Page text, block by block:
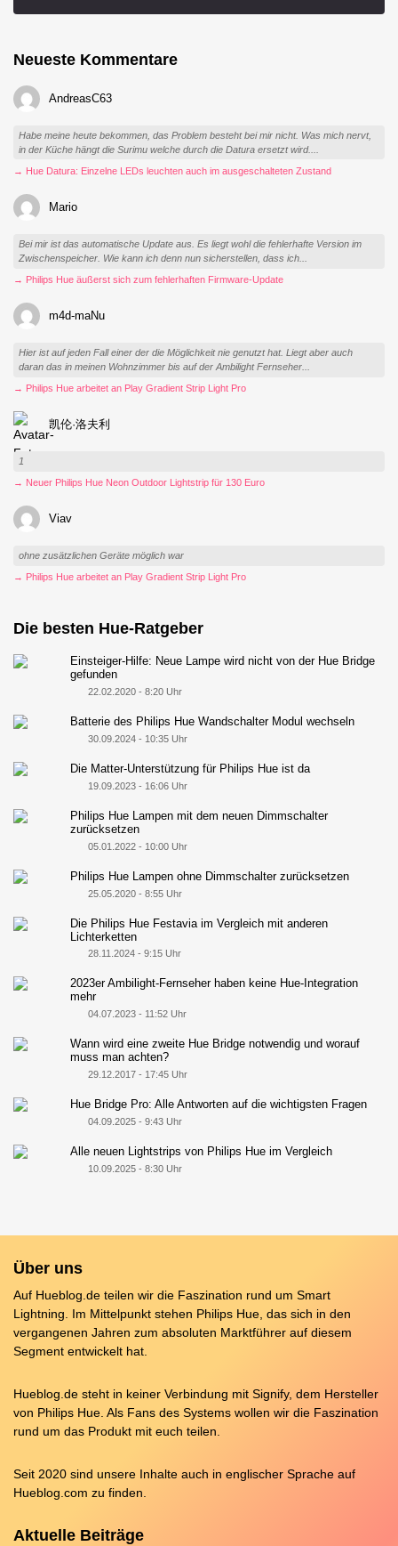
Neueste Kommentare
AndreasC63
Habe meine heute bekommen, das Problem besteht bei mir nicht. Was mich nervt,
in der Küche hängt die Surimu welche durch die Datura ersetzt wird....
→ Hue Datura: Einzelne LEDs leuchten auch im ausgeschalteten Zustand
Mario
Bei mir ist das automatische Update aus. Es liegt wohl die fehlerhafte Version im
Zwischenspeicher. Wie kann ich denn nun sicherstellen, dass ich...
→ Philips Hue äußerst sich zum fehlerhaften Firmware-Update
m4d-maNu
Hier ist auf jeden Fall einer der die Möglichkeit nie genutzt hat. Liegt aber auch
daran das in meinen Wohnzimmer bis auf der Ambilight Fernseher...
→ Philips Hue arbeitet an Play Gradient Strip Light Pro
凯伦·洛夫利
1
→ Neuer Philips Hue Neon Outdoor Lightstrip für 130 Euro
Viav
ohne zusätzlichen Geräte möglich war
→ Philips Hue arbeitet an Play Gradient Strip Light Pro
Die besten Hue-Ratgeber
Einsteiger-Hilfe: Neue Lampe wird nicht von der Hue Bridge
gefunden
22.02.2020 - 8:20 Uhr
Batterie des Philips Hue Wandschalter Modul wechseln
30.09.2024 - 10:35 Uhr
Die Matter-Unterstützung für Philips Hue ist da
19.09.2023 - 16:06 Uhr
Philips Hue Lampen mit dem neuen Dimmschalter
zurücksetzen
05.01.2022 - 10:00 Uhr
Philips Hue Lampen ohne Dimmschalter zurücksetzen
25.05.2020 - 8:55 Uhr
Die Philips Hue Festavia im Vergleich mit anderen
Lichterketten
28.11.2024 - 9:15 Uhr
2023er Ambilight-Fernseher haben keine Hue-Integration
mehr
04.07.2023 - 11:52 Uhr
Wann wird eine zweite Hue Bridge notwendig und worauf
muss man achten?
29.12.2017 - 17:45 Uhr
Hue Bridge Pro: Alle Antworten auf die wichtigsten Fragen
04.09.2025 - 9:43 Uhr
Alle neuen Lightstrips von Philips Hue im Vergleich
10.09.2025 - 8:30 Uhr
Über uns
Auf Hueblog.de teilen wir die Faszination rund um Smart
Lightning. Im Mittelpunkt stehen Philips Hue, das sich in den
vergangenen Jahren zum absoluten Marktführer auf diesem
Segment entwickelt hat.
Hueblog.de steht in keiner Verbindung mit Signify, dem Hersteller
von Philips Hue. Als Fans des Systems wollen wir die Faszination
rund um das Produkt mit euch teilen.
Seit 2020 sind unsere Inhalte auch in englischer Sprache auf
Hueblog.com zu finden.
Aktuelle Beiträge